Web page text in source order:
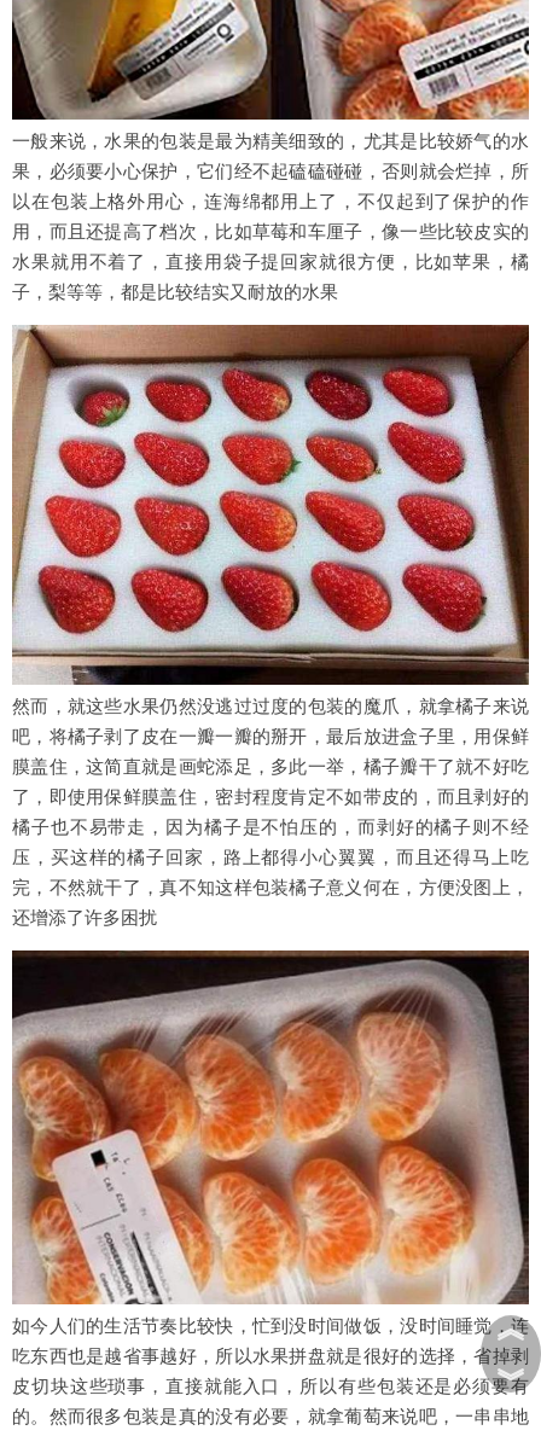
一般来说，水果的包装是最为精美细致的，尤其是比较娇气的水
果，必须要小心保护，它们经不起磕磕碰碰，否则就会烂掉，所
以在包装上格外用心，连海绵都用上了，不仅起到了保护的作
用，而且还提高了档次，比如草莓和车厘子，像一些比较皮实的
水果就用不着了，直接用袋子提回家就很方便，比如苹果，橘
子，梨等等，都是比较结实又耐放的水果
然而，就这些水果仍然没逃过过度的包装的魔爪，就拿橘子来说
吧，将橘子剥了皮在一瓣一瓣的掰开，最后放进盒子里，用保鲜
膜盖住，这简直就是画蛇添足，多此一举，橘子瓣干了就不好吃
了，即使用保鲜膜盖住，密封程度肯定不如带皮的，而且剥好的
橘子也不易带走，因为橘子是不怕压的，而剥好的橘子则不经
压，买这样的橘子回家，路上都得小心翼翼，而且还得马上吃
完，不然就干了，真不知这样包装橘子意义何在，方便没图上，
还增添了许多困扰
如今人们的生活节奏比较快，忙到没时间做饭，没时间睡觉，连
吃东西也是越省事越好，所以水果拼盘就是很好的选择，省掉剥
皮切块这些琐事，直接就能入口，所以有些包装还是必须要有
的。然而很多包装是真的没有必要，就拿葡萄来说吧，一串串地
︽
︾